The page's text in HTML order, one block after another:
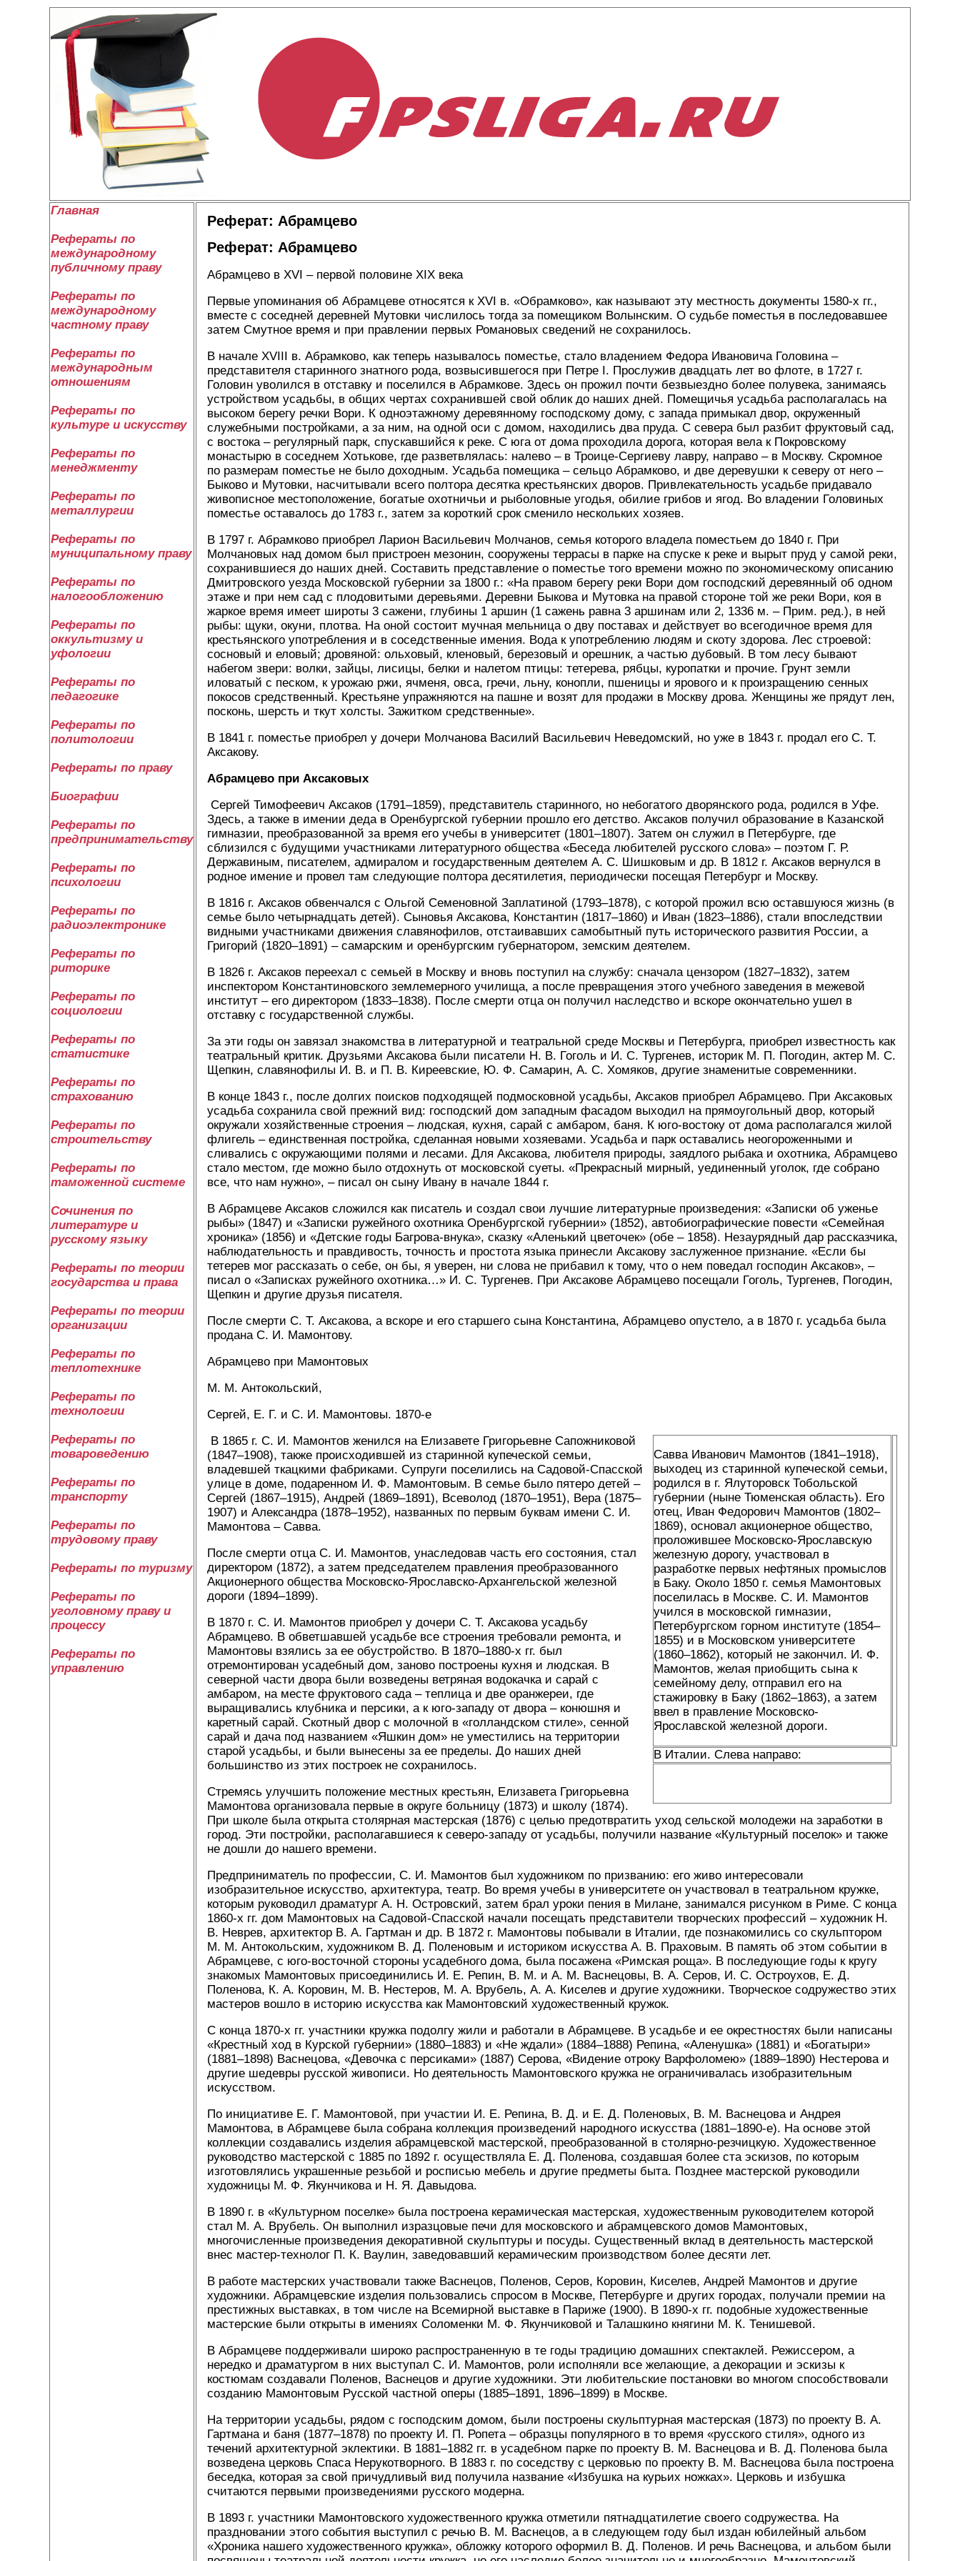
Главная
Рефераты по
международному
публичному праву
Рефераты по
международному
частному праву
Рефераты по
международным
отношениям
Рефераты по
культуре и искусству
Рефераты по
менеджменту
Рефераты по
металлургии
Рефераты по
муниципальному праву
Рефераты по
налогообложению
Рефераты по
оккультизму и
уфологии
Рефераты по
педагогике
Рефераты по
политологии
Рефераты по праву
Биографии
Рефераты по
предпринимательству
Рефераты по
психологии
Рефераты по
радиоэлектронике
Рефераты по
риторике
Рефераты по
социологии
Рефераты по
статистике
Рефераты по
страхованию
Рефераты по
строительству
Рефераты по
таможенной системе
Сочинения по
литературе и
русскому языку
Рефераты по теории
государства и права
Рефераты по теории
организации
Рефераты по
теплотехнике
Рефераты по
технологии
Рефераты по
товароведению
Рефераты по
транспорту
Рефераты по
трудовому праву
Рефераты по туризму
Рефераты по
уголовному праву и
процессу
Рефераты по
управлению
Реферат: Абрамцево
Реферат: Абрамцево
Абрамцево в XVI – первой половине XIX века
Первые упоминания об Абрамцеве относятся к XVI в. «Обрамково», как называют эту местность документы 1580-х гг.,
вместе с соседней деревней Мутовки числилось тогда за помещиком Волынским. О судьбе поместья в последовавшее
затем Смутное время и при правлении первых Романовых сведений не сохранилось.
В начале XVIII в. Абрамково, как теперь называлось поместье, стало владением Федора Ивановича Головина –
представителя старинного знатного рода, возвысившегося при Петре I. Прослужив двадцать лет во флоте, в 1727 г.
Головин уволился в отставку и поселился в Абрамкове. Здесь он прожил почти безвыездно более полувека, занимаясь
устройством усадьбы, в общих чертах сохранившей свой облик до наших дней. Помещичья усадьба располагалась на
высоком берегу речки Вори. К одноэтажному деревянному господскому дому, с запада примыкал двор, окруженный
служебными постройками, а за ним, на одной оси с домом, находились два пруда. С севера был разбит фруктовый сад,
с востока – регулярный парк, спускавшийся к реке. С юга от дома проходила дорога, которая вела к Покровскому
монастырю в соседнем Хотькове, где разветвлялась: налево – в Троице-Сергиеву лавру, направо – в Москву. Скромное
по размерам поместье не было доходным. Усадьба помещика – сельцо Абрамково, и две деревушки к северу от него –
Быково и Мутовки, насчитывали всего полтора десятка крестьянских дворов. Привлекательность усадьбе придавало
живописное местоположение, богатые охотничьи и рыболовные угодья, обилие грибов и ягод. Во владении Головиных
поместье оставалось до 1783 г., затем за короткий срок сменило нескольких хозяев.
В 1797 г. Абрамково приобрел Ларион Васильевич Молчанов, семья которого владела поместьем до 1840 г. При
Молчановых над домом был пристроен мезонин, сооружены террасы в парке на спуске к реке и вырыт пруд у самой реки,
сохранившиеся до наших дней. Составить представление о поместье того времени можно по экономическому описанию
Дмитровского уезда Московской губернии за 1800 г.: «На правом берегу реки Вори дом господский деревянный об одном
этаже и при нем сад с плодовитыми деревьями. Деревни Быкова и Мутовка на правой стороне той же реки Вори, коя в
жаркое время имеет широты 3 сажени, глубины 1 аршин (1 сажень равна 3 аршинам или 2, 1336 м. – Прим. ред.), в ней
рыбы: щуки, окуни, плотва. На оной состоит мучная мельница о дву поставах и действует во всегодичное время для
крестьянского употребления и в соседственные имения. Вода к употреблению людям и скоту здорова. Лес строевой:
сосновый и еловый; дровяной: ольховый, кленовый, березовый и орешник, а частью дубовый. В том лесу бывают
набегом звери: волки, зайцы, лисицы, белки и налетом птицы: тетерева, рябцы, куропатки и прочие. Грунт земли
иловатый с песком, к урожаю ржи, ячменя, овса, гречи, льну, конопли, пшеницы и ярового и к произращению сенных
покосов средственный. Крестьяне упражняются на пашне и возят для продажи в Москву дрова. Женщины же прядут лен,
посконь, шерсть и ткут холсты. Зажитком средственные».
В 1841 г. поместье приобрел у дочери Молчанова Василий Васильевич Неведомский, но уже в 1843 г. продал его С. Т.
Аксакову.
Абрамцево при Аксаковых
Сергей Тимофеевич Аксаков (1791–1859), представитель старинного, но небогатого дворянского рода, родился в Уфе.
Здесь, а также в имении деда в Оренбургской губернии прошло его детство. Аксаков получил образование в Казанской
гимназии, преобразованной за время его учебы в университет (1801–1807). Затем он служил в Петербурге, где
сблизился с будущими участниками литературного общества «Беседа любителей русского слова» – поэтом Г. Р.
Державиным, писателем, адмиралом и государственным деятелем А. С. Шишковым и др. В 1812 г. Аксаков вернулся в
родное имение и провел там следующие полтора десятилетия, периодически посещая Петербург и Москву.
В 1816 г. Аксаков обвенчался с Ольгой Семеновной Заплатиной (1793–1878), с которой прожил всю оставшуюся жизнь (в
семье было четырнадцать детей). Сыновья Аксакова, Константин (1817–1860) и Иван (1823–1886), стали впоследствии
видными участниками движения славянофилов, отстаивавших самобытный путь исторического развития России, а
Григорий (1820–1891) – самарским и оренбургским губернатором, земским деятелем.
В 1826 г. Аксаков переехал с семьей в Москву и вновь поступил на службу: сначала цензором (1827–1832), затем
инспектором Константиновского землемерного училища, а после превращения этого учебного заведения в межевой
институт – его директором (1833–1838). После смерти отца он получил наследство и вскоре окончательно ушел в
отставку с государственной службы.
За эти годы он завязал знакомства в литературной и театральной среде Москвы и Петербурга, приобрел известность как
театральный критик. Друзьями Аксакова были писатели Н. В. Гоголь и И. С. Тургенев, историк М. П. Погодин, актер М. С.
Щепкин, славянофилы И. В. и П. В. Киреевские, Ю. Ф. Самарин, А. С. Хомяков, другие знаменитые современники.
В конце 1843 г., после долгих поисков подходящей подмосковной усадьбы, Аксаков приобрел Абрамцево. При Аксаковых
усадьба сохранила свой прежний вид: господский дом западным фасадом выходил на прямоугольный двор, который
окружали хозяйственные строения – людская, кухня, сарай с амбаром, баня. К юго-востоку от дома располагался жилой
флигель – единственная постройка, сделанная новыми хозяевами. Усадьба и парк оставались неогороженными и
сливались с окружающими полями и лесами. Для Аксакова, любителя природы, заядлого рыбака и охотника, Абрамцево
стало местом, где можно было отдохнуть от московской суеты. «Прекрасный мирный, уединенный уголок, где собрано
все, что нам нужно», – писал он сыну Ивану в начале 1844 г.
В Абрамцеве Аксаков сложился как писатель и создал свои лучшие литературные произведения: «Записки об уженье
рыбы» (1847) и «Записки ружейного охотника Оренбургской губернии» (1852), автобиографические повести «Семейная
хроника» (1856) и «Детские годы Багрова-внука», сказку «Аленький цветочек» (обе – 1858). Незаурядный дар рассказчика,
наблюдательность и правдивость, точность и простота языка принесли Аксакову заслуженное признание. «Если бы
тетерев мог рассказать о себе, он бы, я уверен, ни слова не прибавил к тому, что о нем поведал господин Аксаков», –
писал о «Записках ружейного охотника…» И. С. Тургенев. При Аксакове Абрамцево посещали Гоголь, Тургенев, Погодин,
Щепкин и другие друзья писателя.
После смерти С. Т. Аксакова, а вскоре и его старшего сына Константина, Абрамцево опустело, а в 1870 г. усадьба была
продана С. И. Мамонтову.
Абрамцево при Мамонтовых
М. М. Антокольский,
Сергей, Е. Г. и С. И. Мамонтовы. 1870-е
Савва Иванович Мамонтов (1841–1918),
выходец из старинной купеческой семьи,
родился в г. Ялуторовск Тобольской
губернии (ныне Тюменская область). Его
отец, Иван Федорович Мамонтов (1802–
1869), основал акционерное общество,
проложившее Московско-Ярославскую
железную дорогу, участвовал в
разработке первых нефтяных промыслов
в Баку. Около 1850 г. семья Мамонтовых
поселилась в Москве. С. И. Мамонтов
учился в московской гимназии,
Петербургском горном институте (1854–
1855) и в Московском университете
(1860–1862), который не закончил. И. Ф.
Мамонтов, желая приобщить сына к
семейному делу, отправил его на
стажировку в Баку (1862–1863), а затем
ввел в правление Московско-
Ярославской железной дороги.
В Италии. Слева направо:
В 1865 г. С. И. Мамонтов женился на Елизавете Григорьевне Сапожниковой
(1847–1908), также происходившей из старинной купеческой семьи,
владевшей ткацкими фабриками. Супруги поселились на Садовой-Спасской
улице в доме, подаренном И. Ф. Мамонтовым. В семье было пятеро детей –
Сергей (1867–1915), Андрей (1869–1891), Всеволод (1870–1951), Вера (1875–
1907) и Александра (1878–1952), названных по первым буквам имени С. И.
Мамонтова – Савва.
После смерти отца С. И. Мамонтов, унаследовав часть его состояния, стал
директором (1872), а затем председателем правления преобразованного
Акционерного общества Московско-Ярославско-Архангельской железной
дороги (1894–1899).
В 1870 г. С. И. Мамонтов приобрел у дочери С. Т. Аксакова усадьбу
Абрамцево. В обветшавшей усадьбе все строения требовали ремонта, и
Мамонтовы взялись за ее обустройство. В 1870–1880-х гг. был
отремонтирован усадебный дом, заново построены кухня и людская. В
северной части двора были возведены ветряная водокачка и сарай с
амбаром, на месте фруктового сада – теплица и две оранжереи, где
выращивались клубника и персики, а к юго-западу от двора – конюшня и
каретный сарай. Скотный двор с молочной в «голландском стиле», сенной
сарай и дача под названием «Яшкин дом» не уместились на территории
старой усадьбы, и были вынесены за ее пределы. До наших дней
большинство из этих построек не сохранилось.
Стремясь улучшить положение местных крестьян, Елизавета Григорьевна
Мамонтова организовала первые в округе больницу (1873) и школу (1874).
При школе была открыта столярная мастерская (1876) с целью предотвратить уход сельской молодежи на заработки в
город. Эти постройки, располагавшиеся к северо-западу от усадьбы, получили название «Культурный поселок» и также
не дошли до нашего времени.
Предприниматель по профессии, С. И. Мамонтов был художником по призванию: его живо интересовали
изобразительное искусство, архитектура, театр. Во время учебы в университете он участвовал в театральном кружке,
которым руководил драматург А. Н. Островский, затем брал уроки пения в Милане, занимался рисунком в Риме. С конца
1860-х гг. дом Мамонтовых на Садовой-Спасской начали посещать представители творческих профессий – художник Н.
В. Неврев, архитектор В. А. Гартман и др. В 1872 г. Мамонтовы побывали в Италии, где познакомились со скульптором
М. М. Антокольским, художником В. Д. Поленовым и историком искусства А. В. Праховым. В память об этом событии в
Абрамцеве, с юго-восточной стороны усадебного дома, была посажена «Римская роща». В последующие годы к кругу
знакомых Мамонтовых присоединились И. Е. Репин, В. М. и А. М. Васнецовы, В. А. Серов, И. С. Остроухов, Е. Д.
Поленова, К. А. Коровин, М. В. Нестеров, М. А. Врубель, А. А. Киселев и другие художники. Творческое содружество этих
мастеров вошло в историю искусства как Мамонтовский художественный кружок.
С конца 1870-х гг. участники кружка подолгу жили и работали в Абрамцеве. В усадьбе и ее окрестностях были написаны
«Крестный ход в Курской губернии» (1880–1883) и «Не ждали» (1884–1888) Репина, «Аленушка» (1881) и «Богатыри»
(1881–1898) Васнецова, «Девочка с персиками» (1887) Серова, «Видение отроку Варфоломею» (1889–1890) Нестерова и
другие шедевры русской живописи. Но деятельность Мамонтовского кружка не ограничивалась изобразительным
искусством.
По инициативе Е. Г. Мамонтовой, при участии И. Е. Репина, В. Д. и Е. Д. Поленовых, В. М. Васнецова и Андрея
Мамонтова, в Абрамцеве была собрана коллекция произведений народного искусства (1881–1890-е). На основе этой
коллекции создавались изделия абрамцевской мастерской, преобразованной в столярно-резчицкую. Художественное
руководство мастерской с 1885 по 1892 г. осуществляла Е. Д. Поленова, создавшая более ста эскизов, по которым
изготовлялись украшенные резьбой и росписью мебель и другие предметы быта. Позднее мастерской руководили
художницы М. Ф. Якунчикова и Н. Я. Давыдова.
В 1890 г. в «Культурном поселке» была построена керамическая мастерская, художественным руководителем которой
стал М. А. Врубель. Он выполнил изразцовые печи для московского и абрамцевского домов Мамонтовых,
многочисленные произведения декоративной скульптуры и посуды. Существенный вклад в деятельность мастерской
внес мастер-технолог П. К. Ваулин, заведовавший керамическим производством более десяти лет.
В работе мастерских участвовали также Васнецов, Поленов, Серов, Коровин, Киселев, Андрей Мамонтов и другие
художники. Абрамцевские изделия пользовались спросом в Москве, Петербурге и других городах, получали премии на
престижных выставках, в том числе на Всемирной выставке в Париже (1900). В 1890-х гг. подобные художественные
мастерские были открыты в имениях Соломенки М. Ф. Якунчиковой и Талашкино княгини М. К. Тенишевой.
В Абрамцеве поддерживали широко распространенную в те годы традицию домашних спектаклей. Режиссером, а
нередко и драматургом в них выступал С. И. Мамонтов, роли исполняли все желающие, а декорации и эскизы к
костюмам создавали Поленов, Васнецов и другие художники. Эти любительские постановки во многом способствовали
созданию Мамонтовым Русской частной оперы (1885–1891, 1896–1899) в Москве.
На территории усадьбы, рядом с господским домом, были построены скульптурная мастерская (1873) по проекту В. А.
Гартмана и баня (1877–1878) по проекту И. П. Ропета – образцы популярного в то время «русского стиля», одного из
течений архитектурной эклектики. В 1881–1882 гг. в усадебном парке по проекту В. М. Васнецова и В. Д. Поленова была
возведена церковь Спаса Нерукотворного. В 1883 г. по соседству с церковью по проекту В. М. Васнецова была построена
беседка, которая за свой причудливый вид получила название «Избушка на курьих ножках». Церковь и избушка
считаются первыми произведениями русского модерна.
В 1893 г. участники Мамонтовского художественного кружка отметили пятнадцатилетие своего содружества. На
праздновании этого события выступил с речью В. М. Васнецов, а в следующем году был издан юбилейный альбом
«Хроника нашего художественного кружка», обложку которого оформил В. Д. Поленов. И речь Васнецова, и альбом были